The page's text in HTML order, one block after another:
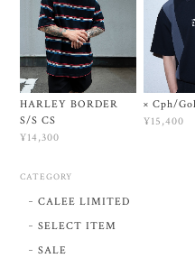
HARLEY BORDER
S/S CS
¥14,300
× Cph/
¥15,400
CATEGORY
CALEE LIMITED
SELECT ITEM
SALE